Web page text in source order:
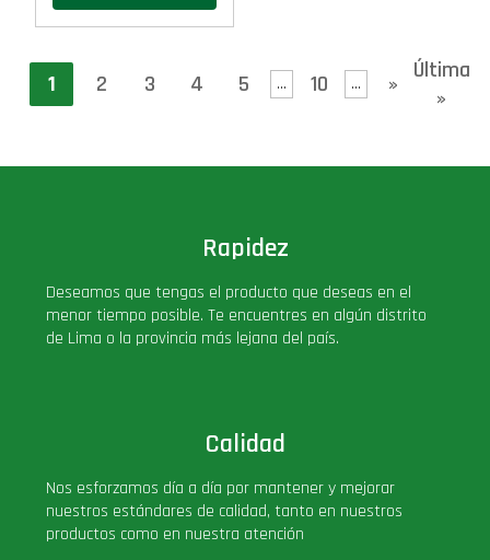
1 2 3 4 5 ... 10 ... »
Última
»
Rapidez
Deseamos que tengas el producto que deseas en el
menor tiempo posible. Te encuentres en algún distrito
de Lima o la provincia más lejana del país.
Calidad
Nos esforzamos día a día por mantener y mejorar
nuestros estándares de calidad, tanto en nuestros
productos como en nuestra atención